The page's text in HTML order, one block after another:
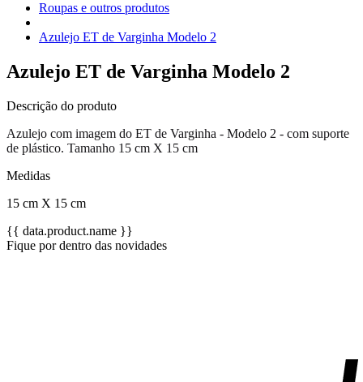
Roupas e outros produtos
Azulejo ET de Varginha Modelo 2
Azulejo ET de Varginha Modelo 2
Descrição do produto
Azulejo com imagem do ET de Varginha - Modelo 2 - com suporte
de plástico. Tamanho 15 cm X 15 cm
Medidas
15 cm X 15 cm
{{ data.product.name }}
Fique por dentro das novidades